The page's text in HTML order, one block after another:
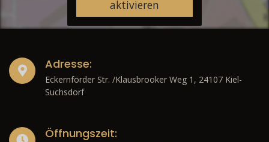
aktivieren
Adresse:
Eckernförder Str. /Klausbrooker Weg 1, 24107 Kiel-
Suchsdorf
Öffnungszeit: